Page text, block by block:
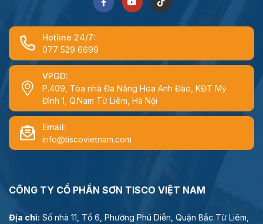
Hotline 24/7:
077 529 6699
VPGD:
P.409, Tòa nhà Đa Năng Hoa Anh Đào, KĐT Mỹ
Đình 1, Q.Nam Từ Liêm, Hà Nội
Email:
info@tiscovietnam.com
CÔNG TY CỔ PHẦN SƠN TISCO VIỆT NAM
Địa chỉ: Số nhà 11, Tổ 6, Phường Phú Diễn, Quận Bắc Từ Liêm,